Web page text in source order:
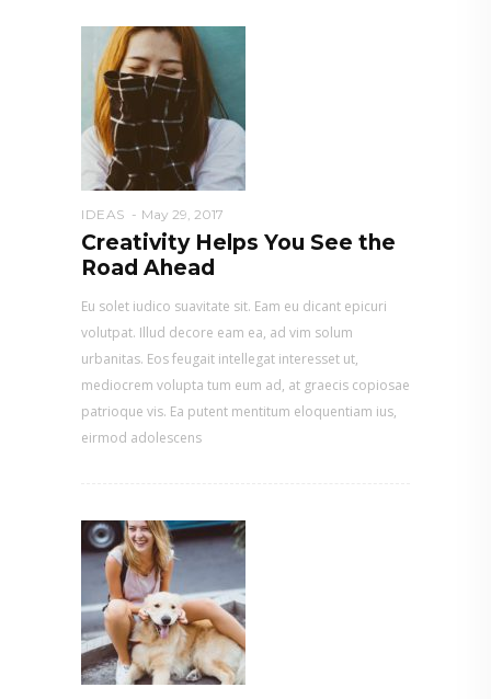
IDEAS May 29, 2017
Creativity Helps You See the
Road Ahead
Eu solet iudico suavitate sit. Eam eu dicant epicuri
volutpat. Illud decore eam ea, ad vim solum
urbanitas. Eos feugait intellegat interesset ut,
mediocrem volupta tum eum ad, at graecis copiosae
patrioque vis. Ea putent mentitum eloquentiam ius,
eirmod adolescens